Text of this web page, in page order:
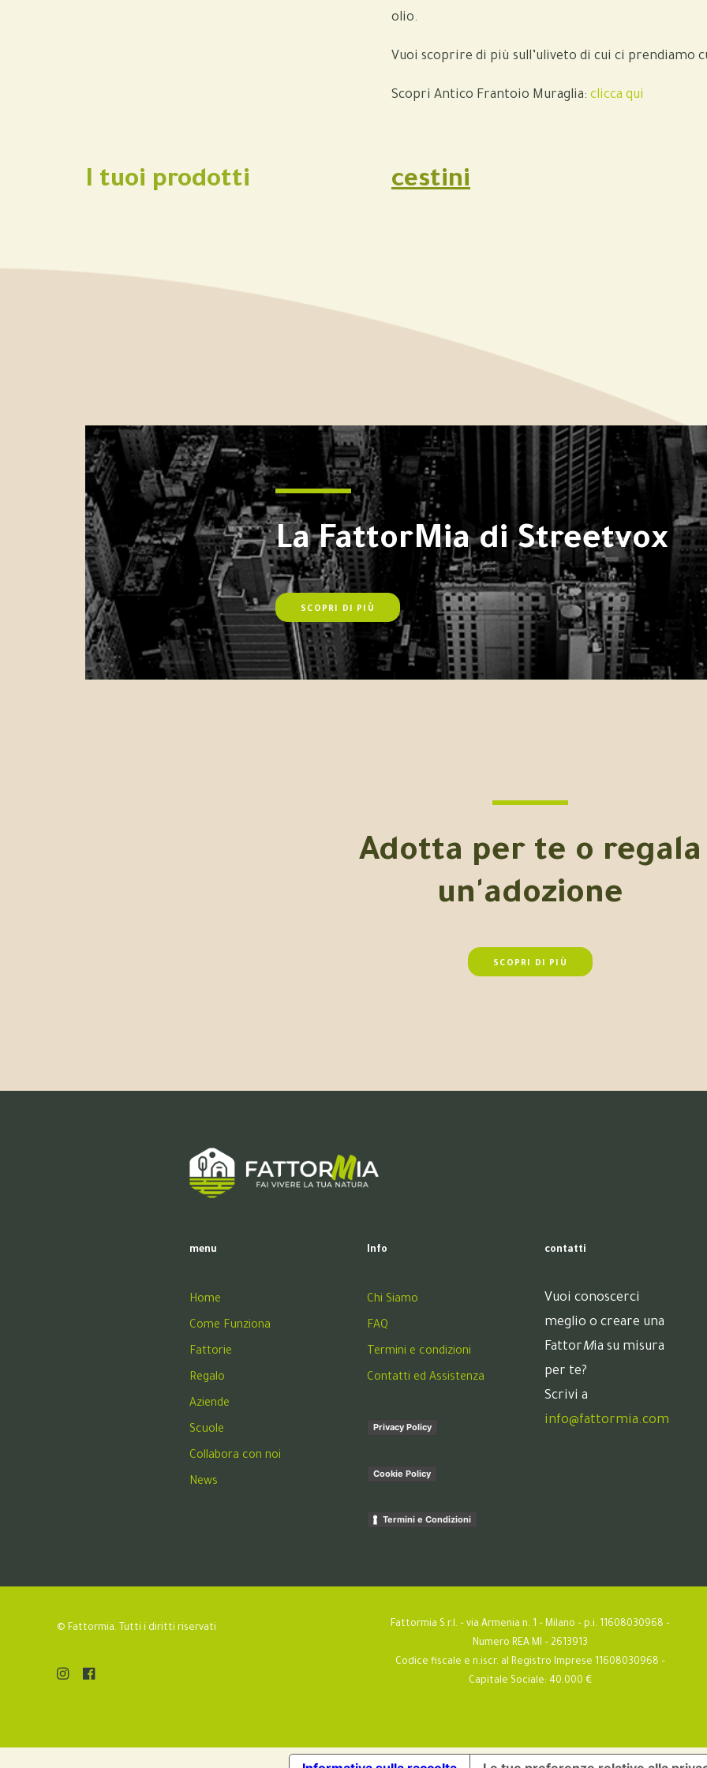
olio.
Vuoi scoprire di più sull’uliveto di cui ci prendiamo
Scopri Antico Frantoio Muraglia: clicca qui
I tuoi prodotti cestini
La FattorMia di Streetvox
SCOPRI DI PIÙ
Adotta per te o regala
un'adozione
SCOPRI DI PIÙ
menu
Home
Come Funziona
Fattorie
Regalo
Aziende
Scuole
Collabora con noi
News
Info
Chi Siamo
FAQ
Termini e condizioni
Contatti ed Assistenza
Privacy Policy
Cookie Policy
Termini e Condizioni
contatti
Vuoi conoscerci
meglio o creare una
FattorMia su misura
per te?
Scrivi a
info@fattormia.com
© Fattormia. Tutti i diritti riservati
Fattormia S.r.l. – via Armenia n. 1 – Milano – p.i. 11608030968 –
Numero REA MI – 2613913
Codice fiscale e n.iscr. al Registro Imprese 11608030968 –
Capitale Sociale: 40.000 €